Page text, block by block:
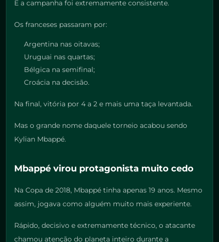
E a campanha foi extremamente consistente.
Os franceses passaram por:
Argentina nas oitavas;
Uruguai nas quartas;
Bélgica na semifinal;
Croácia na decisão.
Na final, vitória por 4 a 2 e mais uma taça levantada.
Mas o grande nome daquele torneio acabou sendo
Kylian Mbappé.
Mbappé virou protagonista muito cedo
Na Copa de 2018, Mbappé tinha apenas 19 anos. Mesmo
assim, jogava como alguém muito mais experiente.
Rápido, decisivo e extremamente técnico, o atacante
chamou atenção do planeta inteiro durante a